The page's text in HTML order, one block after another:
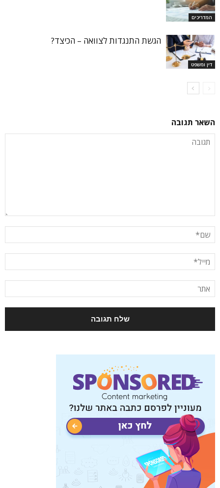
המדריכים
דין ומשפט
הגשת התנגדות לצוואה – הכיצד?
השאר תגובה